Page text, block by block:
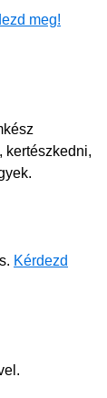
meg!
kertészkedni,
Kérdezd